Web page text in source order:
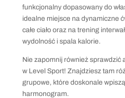
funkcjonalny dopasowany do
idealne miejsce na dynamiczne
całe ciało oraz na trening
wydolność i spala kalorie.
Nie zapomnij również sprawdzić
w Level Sport! Znajdziesz tam
grupowe, które doskonale
harmonogram.